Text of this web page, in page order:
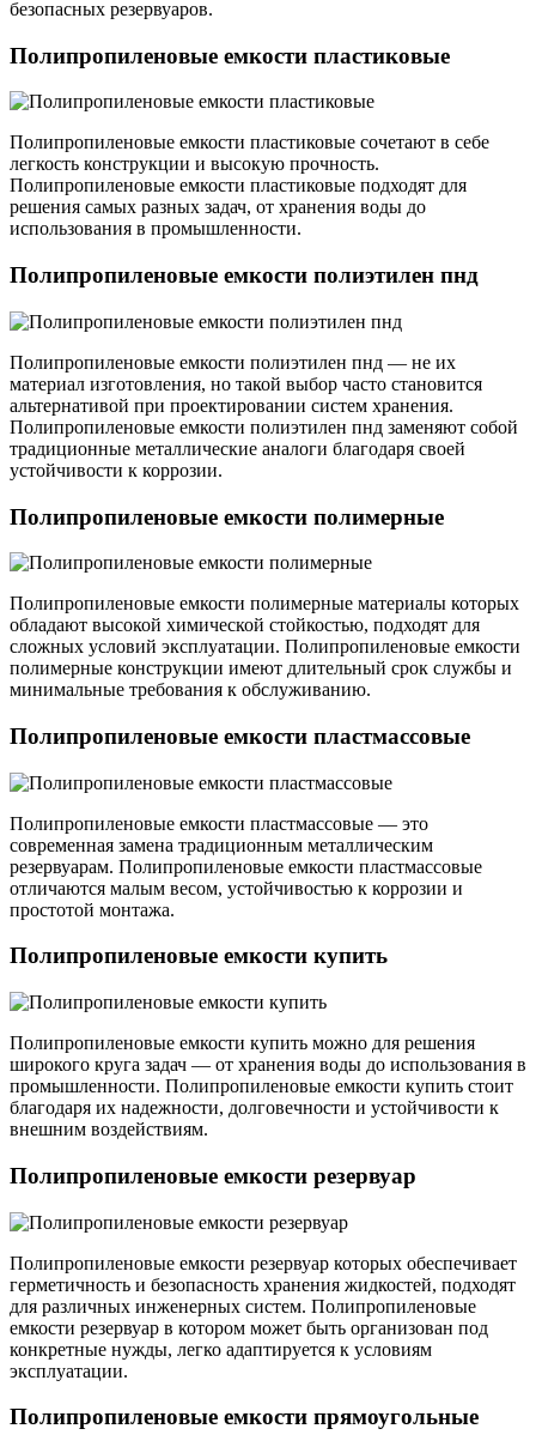
безопасных резервуаров.
Полипропиленовые емкости пластиковые
Полипропиленовые емкости пластиковые сочетают в себе
легкость конструкции и высокую прочность.
Полипропиленовые емкости пластиковые подходят для
решения самых разных задач, от хранения воды до
использования в промышленности.
Полипропиленовые емкости полиэтилен пнд
Полипропиленовые емкости полиэтилен пнд — не их
материал изготовления, но такой выбор часто становится
альтернативой при проектировании систем хранения.
Полипропиленовые емкости полиэтилен пнд заменяют собой
традиционные металлические аналоги благодаря своей
устойчивости к коррозии.
Полипропиленовые емкости полимерные
Полипропиленовые емкости полимерные материалы которых
обладают высокой химической стойкостью, подходят для
сложных условий эксплуатации. Полипропиленовые емкости
полимерные конструкции имеют длительный срок службы и
минимальные требования к обслуживанию.
Полипропиленовые емкости пластмассовые
Полипропиленовые емкости пластмассовые — это
современная замена традиционным металлическим
резервуарам. Полипропиленовые емкости пластмассовые
отличаются малым весом, устойчивостью к коррозии и
простотой монтажа.
Полипропиленовые емкости купить
Полипропиленовые емкости купить можно для решения
широкого круга задач — от хранения воды до использования в
промышленности. Полипропиленовые емкости купить стоит
благодаря их надежности, долговечности и устойчивости к
внешним воздействиям.
Полипропиленовые емкости резервуар
Полипропиленовые емкости резервуар которых обеспечивает
герметичность и безопасность хранения жидкостей, подходят
для различных инженерных систем. Полипропиленовые
емкости резервуар в котором может быть организован под
конкретные нужды, легко адаптируется к условиям
эксплуатации.
Полипропиленовые емкости прямоугольные